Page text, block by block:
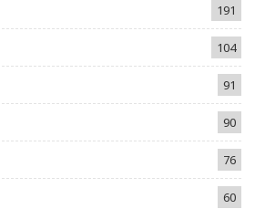
191
104
91
90
76
60